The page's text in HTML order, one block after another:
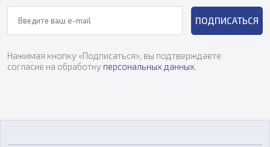
ПОДПИСАТЬСЯ
Нажимая кнопку «Подписаться», вы подтверждаете
согласие на обработку персональных данных.